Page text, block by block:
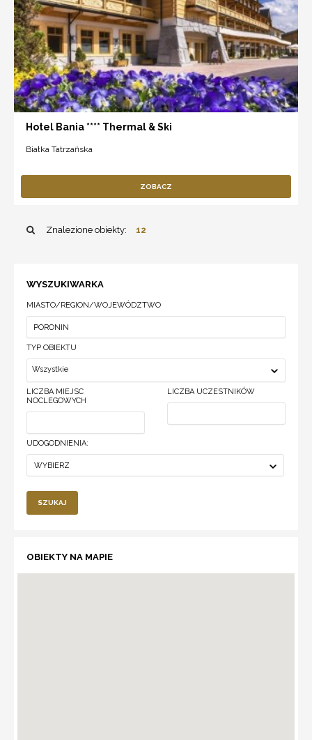
Hotel Bania **** Thermal & Ski
Białka Tatrzańska
ZOBACZ
Znalezione obiekty: 12
WYSZUKIWARKA
MIASTO/REGION/WOJEWÓDZTWO
TYP OBIEKTU
Wszystkie
LICZBA MIEJSC
NOCLEGOWYCH
LICZBA UCZESTNIKÓW
UDOGODNIENIA:
WYBIERZ
SZUKAJ
OBIEKTY NA MAPIE